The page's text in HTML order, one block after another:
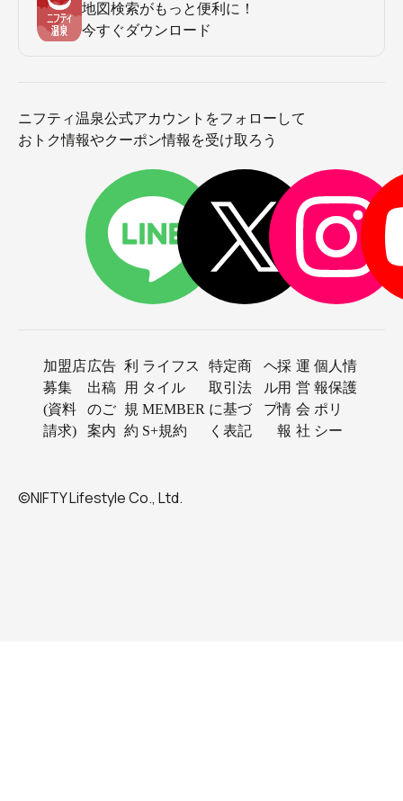
地図検索がもっと便利に！
今すぐダウンロード
ニフティ温泉公式アカウントをフォローして
おトク情報やクーポン情報を受け取ろう
加盟店
募集
(資料
請求)
広告
出稿
のご
案内
利
用
規
約
ライフス
タイル
MEMBER
S+規約
特定商
取引法
に基づ
く表記
ヘ
ル
プ
採
用
情
報
運
営
会
社
個人情
報保護
ポリ
シー
©NIFTY Lifestyle Co., Ltd.